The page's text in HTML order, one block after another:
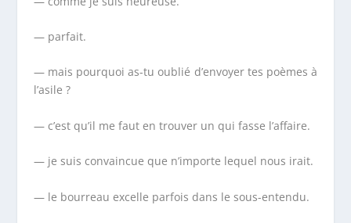
— parfait.
— mais pourquoi as-tu oublié d’envoyer tes poèmes à
l’asile ?
— c’est qu’il me faut en trouver un qui fasse l’affaire.
— je suis convaincue que n’importe lequel nous irait.
— le bourreau excelle parfois dans le sous-entendu.